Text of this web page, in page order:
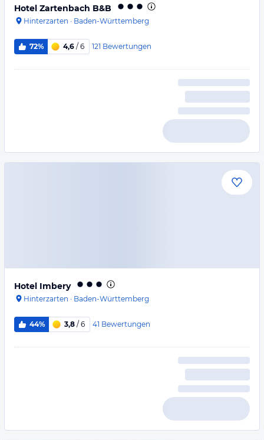
Hotel Zartenbach B&B
Hinterzarten · Baden-Württemberg
72% 4,6 / 6 121 Bewertungen
Hotel Imbery
Hinterzarten · Baden-Württemberg
44% 3,8 / 6 41 Bewertungen